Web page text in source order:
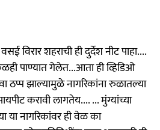
विरार शहराची ही दुर्देश नीट पाहा....
पाण्यात गेलेत...आता ही व्हिडिओ
ठप्प झाल्यामुळे नागरिकांना रुळातल्या
करावी लागतेय.... ... मुंग्यांच्या
या नागरिकांवर ही वेळ का